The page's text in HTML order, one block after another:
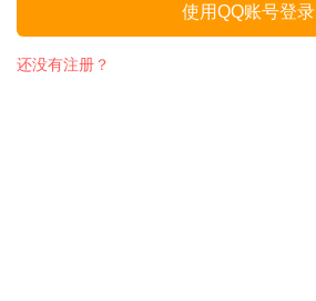
使用QQ账号登录
还没有注册？